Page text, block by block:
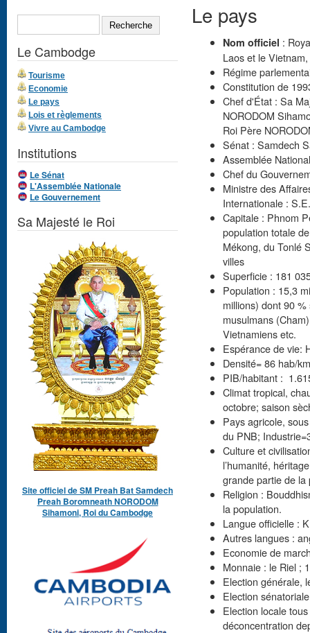
Le pays
Nom officiel :
Laos et le
Régime
Constitution de
Chef d'État : Sa
NORODOM
Roi Père
Sénat : Samdech
Assemblée
Chef du
Ministre des
Internationale :
Capitale : Phnom
population totale
Mékong, du Tonlé
villes
Superficie : 181
Population : 15,3
millions) dont 90
musulmans
Vietnamiens etc.
Espérance de vie:
Densité= 86 hab/
PIB/habitant :
Climat tropical,
octobre; saison
Pays agricole,
du PNB;
Culture et
l’humanité,
grande partie de la
Religion :
la population.
Langue officielle :
Autres langues :
Economie de
Monnaie : le Riel ;
Election générale,
Election
Election locale
déconcentration
Formulaire de
recherche
Le Cambodge
Tourisme
Economie
Le pays
Lois et règlements
Vivre au Cambodge
Institutions
Le Sénat
L'Assemblée Nationale
Le Gouvernement
Sa Majesté le Roi
Site officiel de SM Preah Bat Samdech
Preah Boromneath NORODOM
Sihamoni, Roi du Cambodge